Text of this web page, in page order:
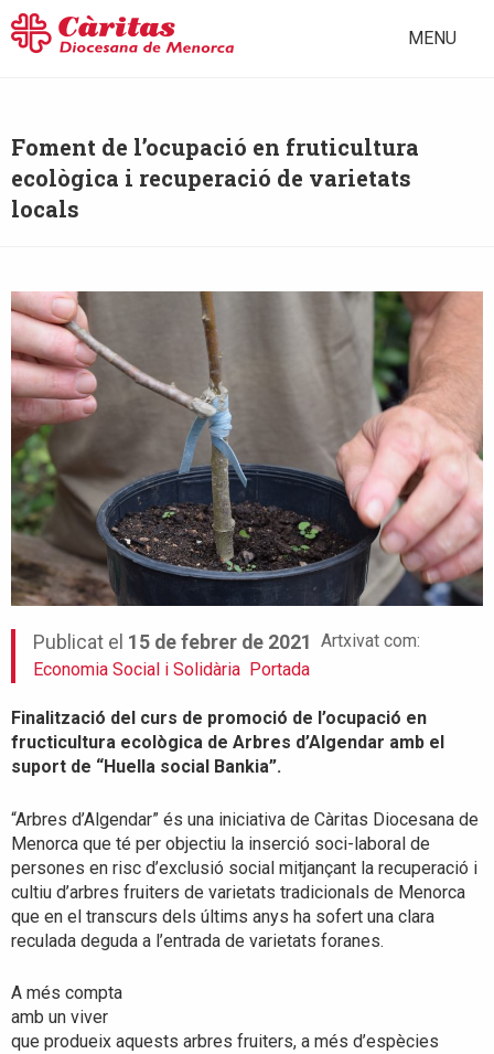
MENU
Foment de l’ocupació en fruticultura
ecològica i recuperació de varietats
locals
Publicat el 15 de febrer de 2021
Artxivat com:
Economia Social i Solidària Portada
Finalització del curs de promoció de l’ocupació en
fructicultura ecològica de Arbres d’Algendar amb el
suport de “Huella social Bankia”.
“Arbres d’Algendar” és una iniciativa de Càritas Diocesana de
Menorca que té per objectiu la inserció soci-laboral de
persones en risc d’exclusió social mitjançant la recuperació i
cultiu d’arbres fruiters de varietats tradicionals de Menorca
que en el transcurs dels últims anys ha sofert una clara
reculada deguda a l’entrada de varietats foranes.
A més compta
amb un viver
que produeix aquests arbres fruiters, a més d’espècies